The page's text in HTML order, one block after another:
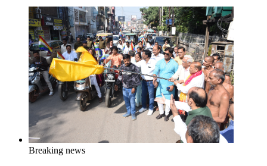
Breaking news